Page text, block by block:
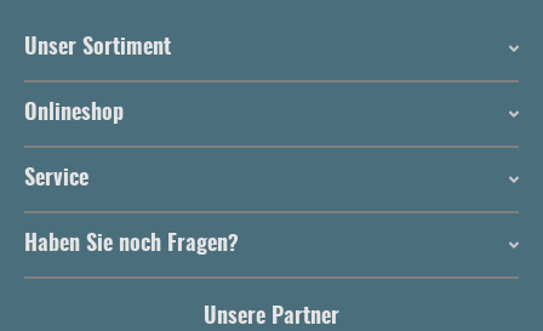
Unser Sortiment
Onlineshop
Service
Haben Sie noch Fragen?
Unsere Partner